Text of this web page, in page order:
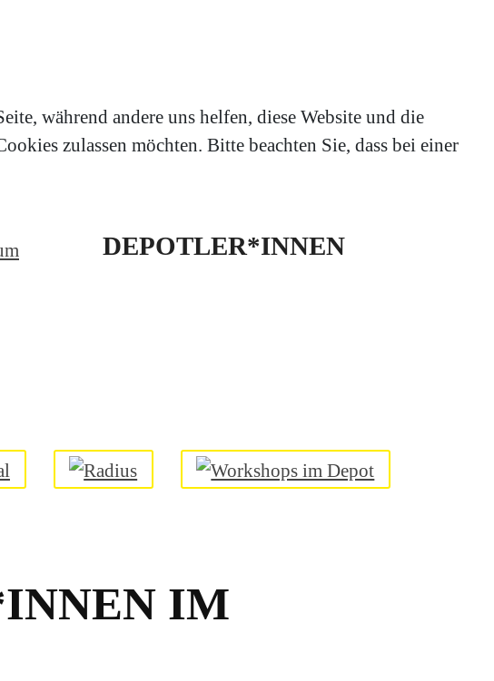
DEPOTLER*INNEN
IM
während andere uns helfen, diese Website und die
zulassen möchten. Bitte beachten Sie, dass bei einer